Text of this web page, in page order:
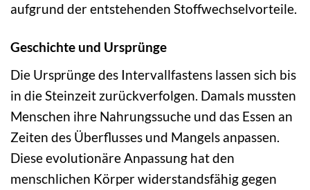
aufgrund der entstehenden Stoffwechselvorteile.
Geschichte und Ursprünge
Die Ursprünge des Intervallfastens lassen sich bis
in die Steinzeit zurückverfolgen. Damals mussten
Menschen ihre Nahrungssuche und das Essen an
Zeiten des Überflusses und Mangels anpassen.
Diese evolutionäre Anpassung hat den
menschlichen Körper widerstandsfähig gegen